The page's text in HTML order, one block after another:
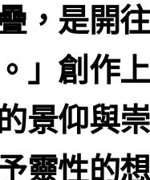
，是開
」創作
景仰與
靈性的